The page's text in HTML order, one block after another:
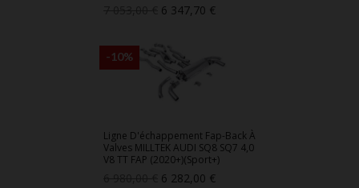
Prix
6 347,70 €
Ligne D'échappement Fap-Back À
Valves MILLTEK AUDI SQ8 SQ7 4,0
V8 TT FAP (2020+)(Sport+)
Prix
6 282,00 €
-10%